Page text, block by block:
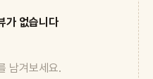
가 없습니다
남겨보세요.